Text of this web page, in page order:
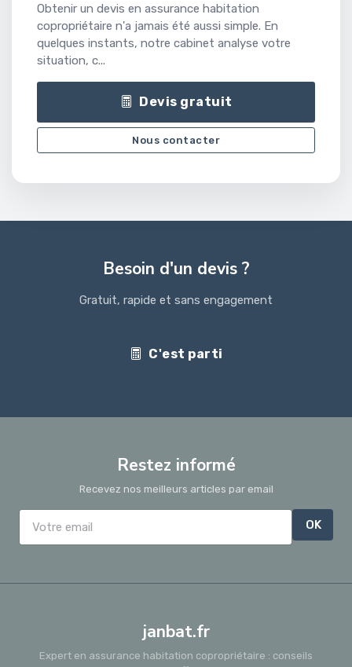
Obtenir un devis en assurance habitation
copropriétaire n'a jamais été aussi simple. En
quelques instants, notre cabinet analyse votre
situation, c...
Devis gratuit
Nous contacter
Besoin d'un devis ?
Gratuit, rapide et sans engagement
C'est parti
Restez informé
Recevez nos meilleurs articles par email
OK
janbat.fr
Expert en assurance habitation copropriétaire : conseils